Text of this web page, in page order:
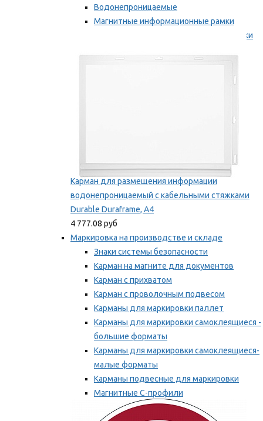
Водонепроницаемые
Магнитные информационные рамки
Самоклеящиеся информационные рамки
Карман для размещения информации
водонепроницаемый с кабельными стяжками
Durable Duraframe, А4
4 777.08 руб
Маркировка на производстве и складе
Знаки системы безопасности
Карман на магните для документов
Карман с прихватом
Карман с проволочным подвесом
Карманы для маркировки паллет
Карманы для маркировки самоклеящиеся -
большие форматы
Карманы для маркировки самоклеящиеся-
малые форматы
Карманы подвесные для маркировки
Магнитные С-профили
Напольная маркировка